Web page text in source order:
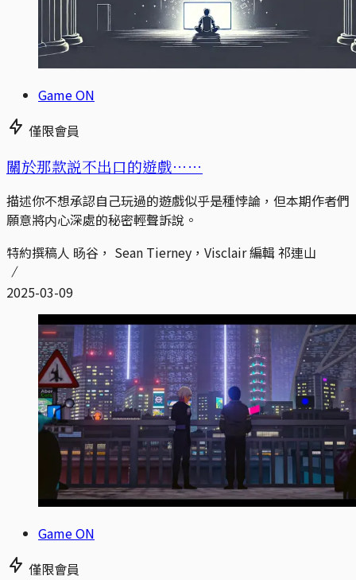
Game ON
僅限會員
關於那款説不出口的遊戲⋯⋯
描述你不想承認自己玩過的遊戲似乎是種悖論，但本期作者們
願意將内心深處的秘密輕聲訴說。
特約撰稿人 旸谷， Sean Tierney，Visclair 編輯 祁連山
2025-03-09
Game ON
僅限會員